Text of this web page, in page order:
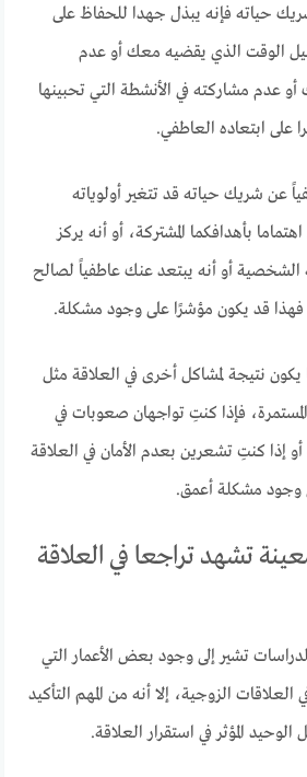
حياته فإنه يبذل جهدا للحفاظ على
الوقت الذي يقضيه معك أو عدم
أو عدم مشاركته في الأنشطة التي تحبينها
على ابتعاده العاطفي.
عن شريك حياته قد تتغير أولوياته
بأهدافكما المشتركة، أو أنه يركز
الشخصية أو أنه يبتعد عنك عاطفياً لصالح
قد يكون مؤشرًا على وجود مشكلة.
يكون نتيجة لمشاكل أخرى في العلاقة مثل
فإذا كنتِ تواجهان صعوبات في
إذا كنتِ تشعرين بعدم الأمان في العلاقة
وجود مشكلة أعمق.
تشهد تراجعا في العلاقة
تشير إلى وجود بعض الأعمار التي
الزوجية، إلا أنه من المهم التأكيد
المؤثر في استقرار العلاقة.